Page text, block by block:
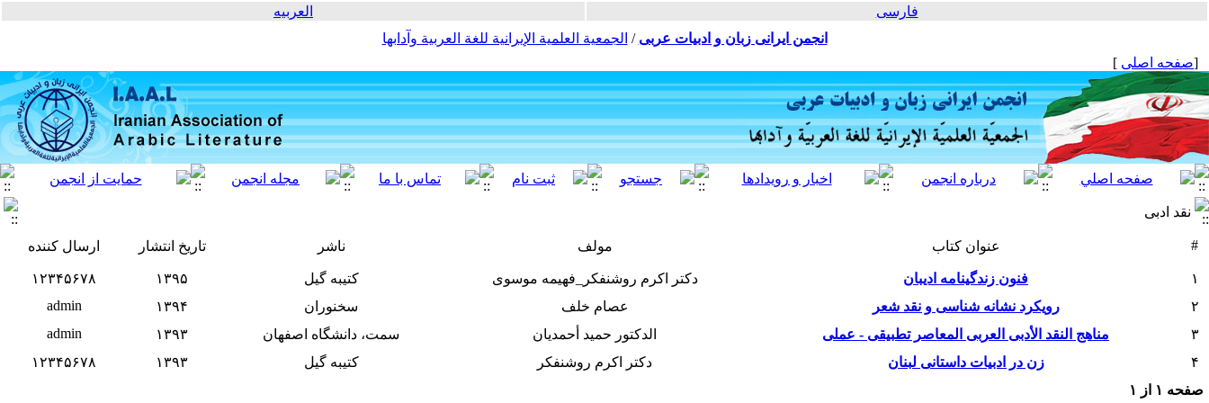
فارسی
العربیه
انجمن ایرانی زبان و ادبیات عربی / الجمعية العلمية الإيرانية للغة العربية وآدابها
[صفحه اصلی ]
نقد ادبی
# عنوان کتاب مولف ناشر تاریخ انتشار ارسال کننده
فنون زندگینامه ادیبان دکتر اکرم روشنفکر_فهیمه موسوی کتیبه گیل
رويکرد نشانه شناسی و نقد شعر عصام خلف سخنوران
۳
مناهج النقد الأدبی العربی المعاصر تطبیقی - عملی الدکتور حمید أحمدیان سمت، دانشگاه اصفهان
زن در ادبیات داستانی لبنان دکتر اکرم روشنفکر کتیبه گیل
صفحه ۱ از ۱